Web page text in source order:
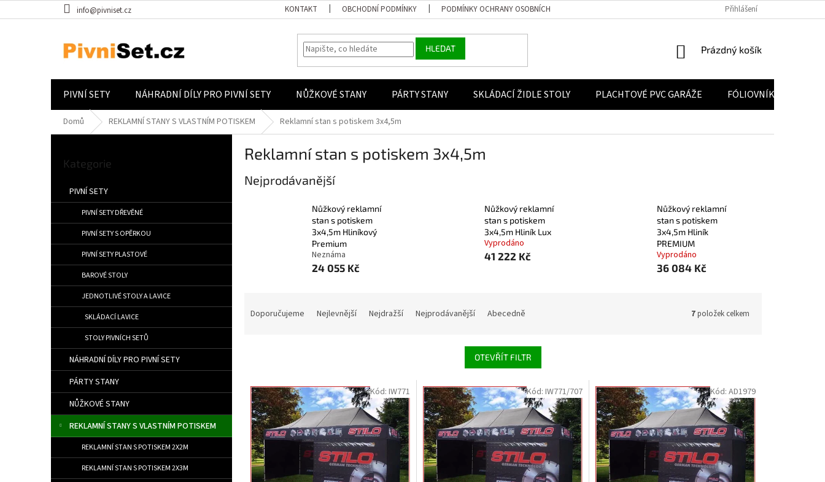
info@pivniset.cz KONTAKT OBCHODNÍ PODMÍNKY PODMÍNKY OCHRANY OSOBNÍCH ÚDAJŮ POUČENÍ O PRÁVU NA ODSTOUPENÍ OD SMLOUVY
Přihlášení
HLEDAT NÁKUPNÍ KOŠÍK
Prázdný košík
PIVNÍ SETY NÁHRADNÍ DÍLY PRO PIVNÍ SETY NŮŽKOVÉ STANY PÁRTY STANY SKLÁDACÍ ŽIDLE STOLY PLACHTOVÉ PVC GARÁŽE FÓLIOVNÍKY
Domů REKLAMNÍ STANY S VLASTNÍM POTISKEM Reklamní stan s potiskem 3x4,5m
Kategorie
PIVNÍ SETY
PIVNÍ SETY DŘEVĚNÉ
PIVNÍ SETY S OPĚRKOU
PIVNÍ SETY PLASTOVÉ
BAROVÉ STOLY
JEDNOTLIVÉ STOLY A LAVICE
SKLÁDACÍ LAVICE
STOLY PIVNÍCH SETŮ
NÁHRADNÍ DÍLY PRO PIVNÍ SETY
PÁRTY STANY
NŮŽKOVÉ STANY
REKLAMNÍ STANY S VLASTNÍM POTISKEM
REKLAMNÍ STAN S POTISKEM 2X2M
REKLAMNÍ STAN S POTISKEM 2X3M
Reklamní stan s potiskem 3x4,5m
Nejprodávanější
Nůžkový reklamní
stan s potiskem
3x4,5m Hliníkový
Premium
Neznáma
24 055 Kč
Nůžkový reklamní
stan s potiskem
3x4,5m Hliník Lux
Vyprodáno
41 222 Kč
Nůžkový reklamní
stan s potiskem
3x4,5m Hliník
PREMIUM
Vyprodáno
36 084 Kč
Doporučujeme Nejlevnější Nejdražší Nejprodávanější Abecedně 7položek celkem
OTEVŘÍT FILTR
Výpis produktů Kód: IW771 Kód: IW771/707 Kód: AD1979